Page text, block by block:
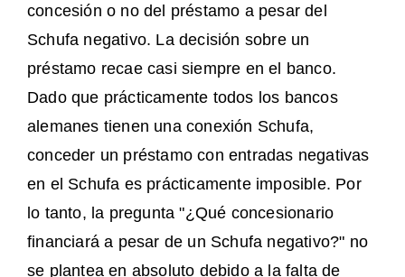
concesión o no del préstamo a pesar del
Schufa negativo. La decisión sobre un
préstamo recae casi siempre en el banco.
Dado que prácticamente todos los bancos
alemanes tienen una conexión Schufa,
conceder un préstamo con entradas negativas
en el Schufa es prácticamente imposible. Por
lo tanto, la pregunta "¿Qué concesionario
financiará a pesar de un Schufa negativo?" no
se plantea en absoluto debido a la falta de